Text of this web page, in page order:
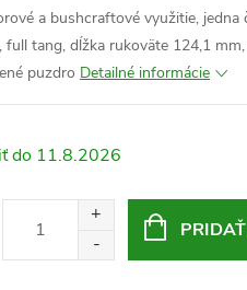
a bushcraftové využitie, jedna
full tang, dĺžka rukoväte 124,1
puzdro Detailné informácie
11.8.2026